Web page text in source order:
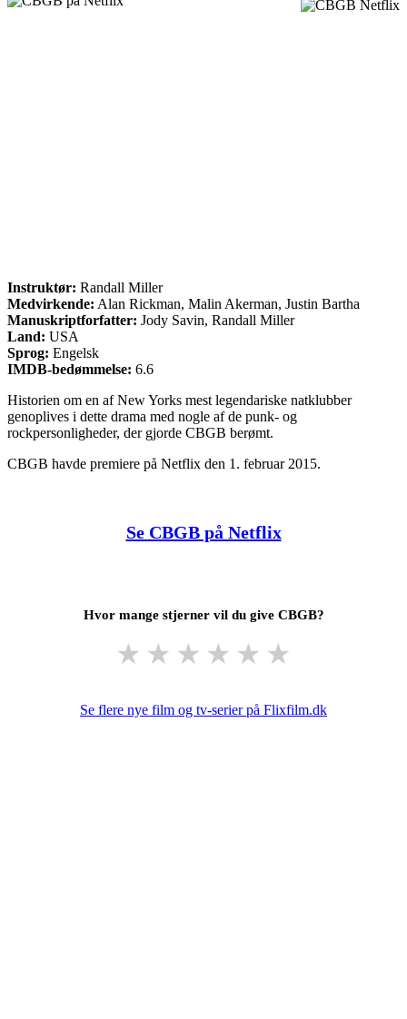
Instruktør: Randall Miller
Medvirkende: Alan Rickman, Malin Akerman, Justin Bartha
Manuskriptforfatter: Jody Savin, Randall Miller
Land: USA
Sprog: Engelsk
IMDB-bedømmelse: 6.6
Historien om en af New Yorks mest legendariske natklubber
genoplives i dette drama med nogle af de punk- og
rockpersonligheder, der gjorde CBGB berømt.
CBGB havde premiere på Netflix den 1. februar 2015.
Se CBGB på Netflix
Hvor mange stjerner vil du give CBGB?
★ ★ ★ ★ ★ ★
Se flere nye film og tv-serier på Flixfilm.dk